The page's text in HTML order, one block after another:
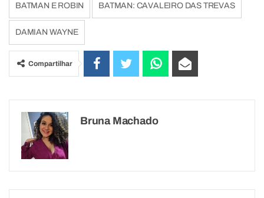
BATMAN E ROBIN BATMAN: CAVALEIRO DAS TREVAS
DAMIAN WAYNE
Compartilhar
Bruna Machado